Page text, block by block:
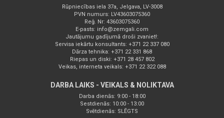
Rūpniecības iela 37a, Jelgava, LV-3008
PVN numurs: LV43603075360
Reģ. Nr: 43603075360
E-pasts: info@zemgali.com
Jautājumu gadījumā droši zvaniet!:
Servisa iekārtu konsultants: +371 22 337 080
Dārza tehnika: +371 22 331 868
Riepas un diski: +371 28 457 802
Veikas, interneta veikals: +371 22 322 088
DARBA LAIKS - VEIKALS & NOLIKTAVA
Darba dienās: 9:00 - 18:00
Sestdienās: 10:00 - 13:00
Svētdienās: SLĒGTS